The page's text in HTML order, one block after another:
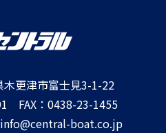
木更津市富士見3-1-22
FAX：0438-23-1455
boat.co.jp